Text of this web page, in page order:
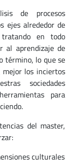
de procesos
ejes alrededor de
en todo
al aprendizaje de
término, lo que se
los inciertos
sociedades
para
del master,
culturales